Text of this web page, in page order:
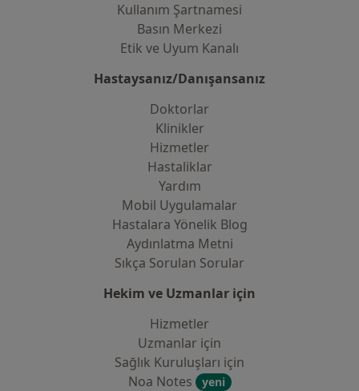
Kullanım Şartnamesi
Basın Merkezi
Etik ve Uyum Kanalı
Hastaysanız/Danışansanız
Doktorlar
Klinikler
Hizmetler
Hastaliklar
Yardım
Mobil Uygulamalar
Hastalara Yönelik Blog
Aydınlatma Metni
Sıkça Sorulan Sorular
Hekim ve Uzmanlar için
Hizmetler
Uzmanlar için
Sağlık Kuruluşları için
Noa Notes
yeni